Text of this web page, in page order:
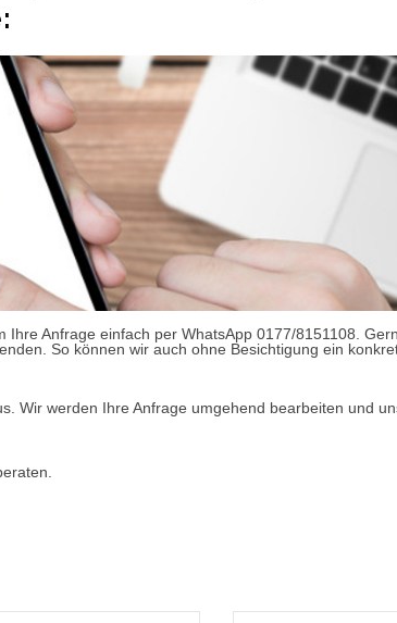
Ihre Anfrage einfach per WhatsApp 0177/8151108.
So können wir auch ohne Besichtigung ein
Wir werden Ihre Anfrage umgehend bearbeiten und